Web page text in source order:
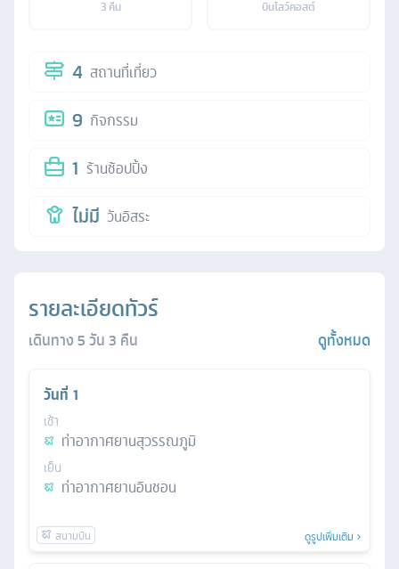
3คืน บินโลว์คอสต์
4 สถานที่เที่ยว
9 กิจกรรม
1 ร้านช้อปปิ้ง
ไม่มี วันอิสระ
รายละเอียดทัวร์
เดินทาง5วัน3 คืน ดูทั้งหมด
วันที่ 1
เช้า
ท่าอากาศยานสุวรรณภูมิ
เย็น
ท่าอากาศยานอินชอน
ดูรูปเพิ่มเติม